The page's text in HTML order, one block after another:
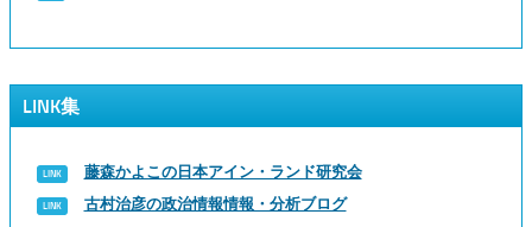
LINK集
藤森かよこの日本アイン・ランド研究会
古村治彦の政治情報情報・分析ブログ